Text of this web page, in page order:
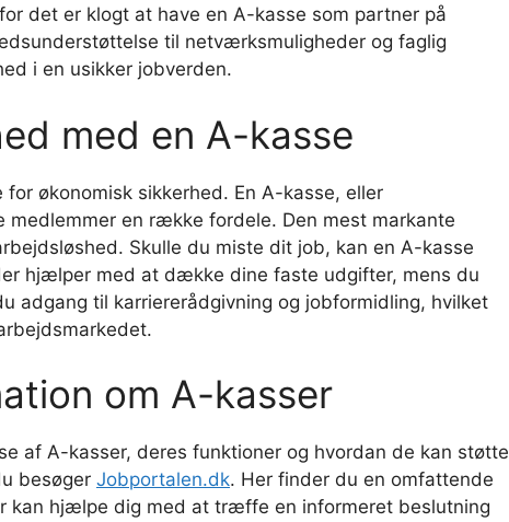
det er klogt at have en A-kasse som partner på
til netværksmuligheder og faglig
i en usikker jobverden.
med en A-kasse
økonomisk sikkerhed. En A-kasse, eller
medlemmer en række fordele. Den mest markante
Skulle du miste dit job, kan en A-kasse
hjælper med at dække dine faste udgifter, mens du
adgang til karriererådgivning og jobformidling, hvilket
om A-kasser
af A-kasser, deres funktioner og hvordan de kan støtte
besøger Jobportalen.dk. Her finder du en omfattende
kan hjælpe dig med at træffe en informeret beslutning